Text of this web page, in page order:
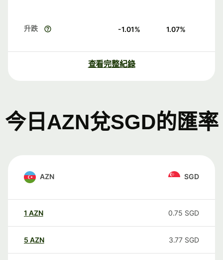
升跌 -1.01% 1.07%
查看完整紀錄
今日AZN兌SGD的匯率
AZN SGD
1 AZN 0.75 SGD
5 AZN 3.77 SGD